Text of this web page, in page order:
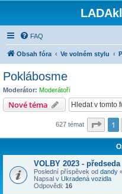
FAQ
Obsah fóra Ve volném stylu
Poklábosme
Moderátor: Moderátoři
Nové téma
627 témat 1
VOLBY 2023 -
Poslední příspěvek od dandy
Napsal v Ukradená vozidla
Odpovědi: 16